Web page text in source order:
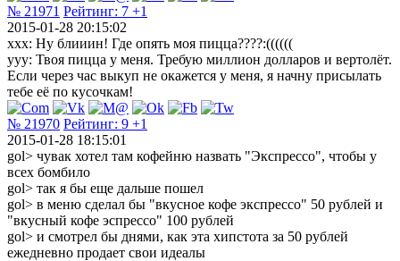
№ 21971 Рейтинг: 7 +1
2015-01-28 20:15:02
xxx: Ну блииин! Где опять моя пицца????:((((((
yyy: Твоя пицца у меня. Требую миллион долларов и вертолёт.
Если через час выкуп не окажется у меня, я начну присылать
тебе её по кусочкам!
№ 21970 Рейтинг: 9 +1
2015-01-28 18:15:01
gol> чувак хотел там кофейню назвать "Экспрессо", чтобы у
всех бомбило
gol> так я бы еще дальше пошел
gol> в меню сделал бы "вкусное кофе экспрессо" 50 рублей и
"вкусный кофе эспрессо" 100 рублей
gol> и смотрел бы днями, как эта хипстота за 50 рублей
ежедневно продает свои идеалы